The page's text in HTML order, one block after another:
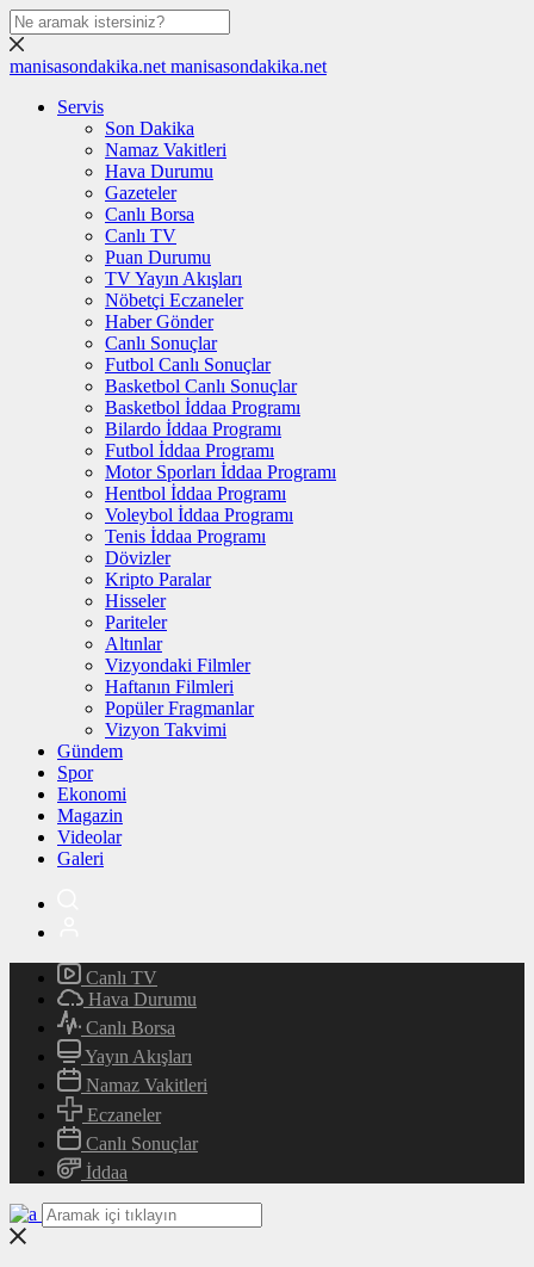
manisasondakika.net manisasondakika.net
Servis
Son Dakika
Namaz Vakitleri
Hava Durumu
Gazeteler
Canlı Borsa
Canlı TV
Puan Durumu
TV Yayın Akışları
Nöbetçi Eczaneler
Haber Gönder
Canlı Sonuçlar
Futbol Canlı Sonuçlar
Basketbol Canlı Sonuçlar
Basketbol İddaa Programı
Bilardo İddaa Programı
Futbol İddaa Programı
Motor Sporları İddaa Programı
Hentbol İddaa Programı
Voleybol İddaa Programı
Tenis İddaa Programı
Dövizler
Kripto Paralar
Hisseler
Pariteler
Altınlar
Vizyondaki Filmler
Haftanın Filmleri
Popüler Fragmanlar
Vizyon Takvimi
Gündem
Spor
Ekonomi
Magazin
Videolar
Galeri
Canlı TV
Hava Durumu
Canlı Borsa
Yayın Akışları
Namaz Vakitleri
Eczaneler
Canlı Sonuçlar
İddaa